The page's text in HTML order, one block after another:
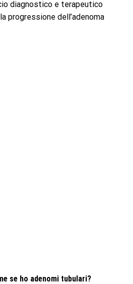
diagnostico e terapeutico
progressione dell’adenoma
se ho adenomi tubulari?